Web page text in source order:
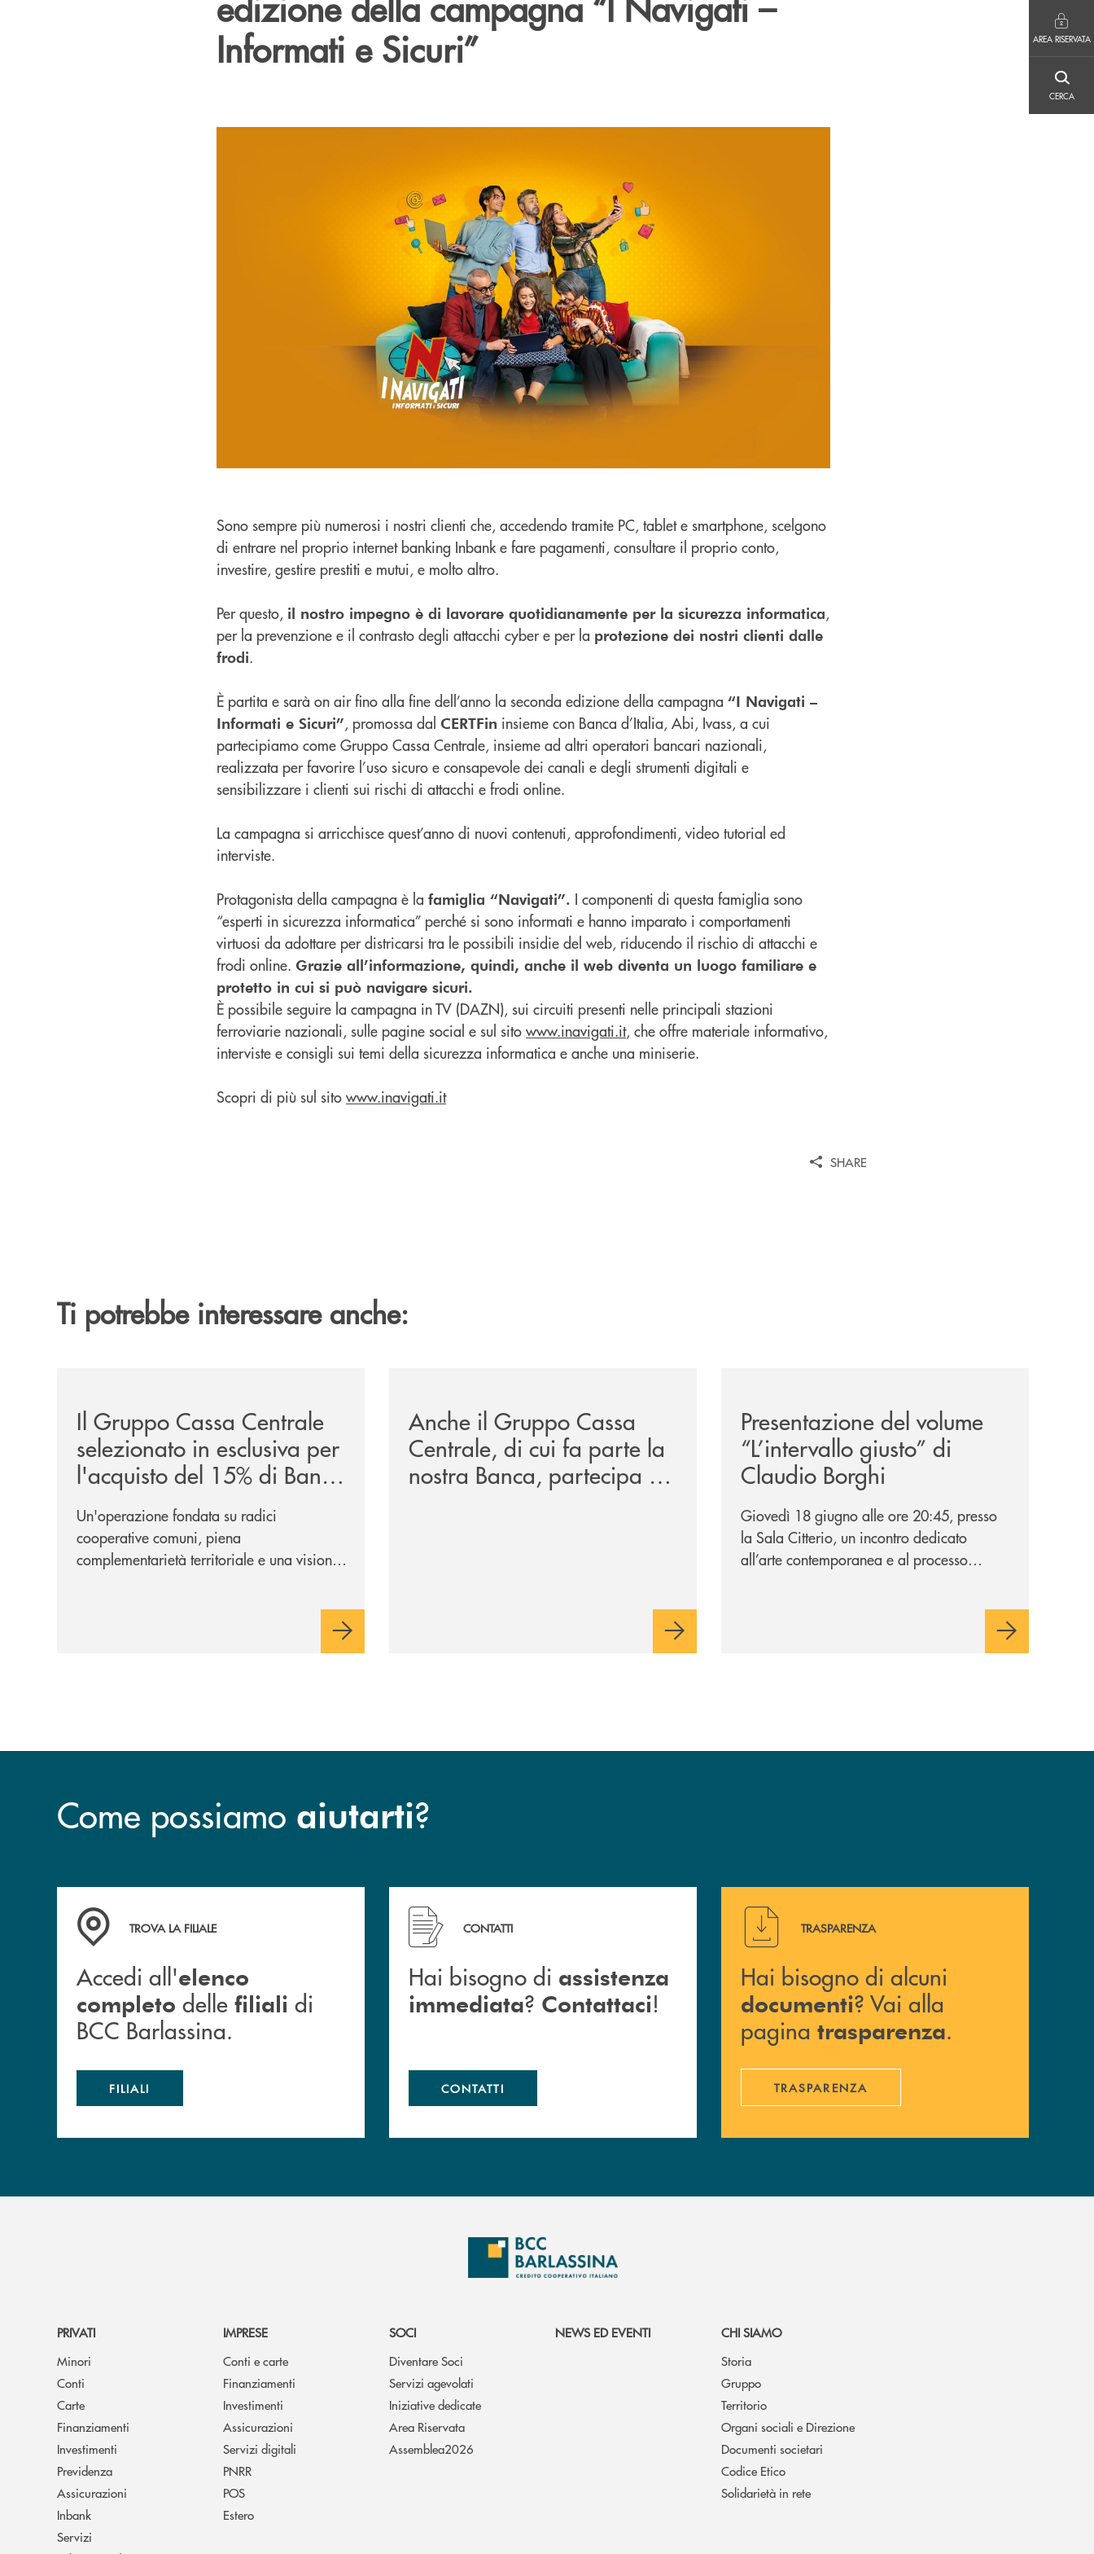
AREA RISERVATA
CERCA
Informati e Sicuri”
Sono sempre più numerosi i nostri clienti che, accedendo tramite PC, tablet e smartphone, scelgono
di entrare nel proprio internet banking Inbank e fare pagamenti, consultare il proprio conto,
investire, gestire prestiti e mutui, e molto altro.
Per questo, il nostro impegno è di lavorare quotidianamente per la sicurezza informatica,
per la prevenzione e il contrasto degli attacchi cyber e per la protezione dei nostri clienti dalle
frodi.
È partita e sarà on air fino alla fine dell’anno la seconda edizione della campagna “I Navigati –
Informati e Sicuri”, promossa dal CERTFin insieme con Banca d’Italia, Abi, Ivass, a cui
partecipiamo come Gruppo Cassa Centrale, insieme ad altri operatori bancari nazionali,
realizzata per favorire l’uso sicuro e consapevole dei canali e degli strumenti digitali e
sensibilizzare i clienti sui rischi di attacchi e frodi online.
La campagna si arricchisce quest’anno di nuovi contenuti, approfondimenti, video tutorial ed
interviste.
Protagonista della campagna è la famiglia “Navigati”. I componenti di questa famiglia sono
“esperti in sicurezza informatica” perché si sono informati e hanno imparato i comportamenti
virtuosi da adottare per districarsi tra le possibili insidie del web, riducendo il rischio di attacchi e
frodi online. Grazie all’informazione, quindi, anche il web diventa un luogo familiare e
protetto in cui si può navigare sicuri.
È possibile seguire la campagna in TV (DAZN), sui circuiti presenti nelle principali stazioni
ferroviarie nazionali, sulle pagine social e sul sito www.inavigati.it, che offre materiale informativo,
interviste e consigli sui temi della sicurezza informatica e anche una miniserie.
Scopri di più sul sito www.inavigati.it
SHARE
Ti potrebbe interessare anche:
Il Gruppo Cassa Centrale
selezionato in esclusiva per
l'acquisto del 15% di Banca
Cambiano 1884
Un'operazione fondata su radici
cooperative comuni, piena
complementarietà territoriale e una visione
Anche il Gruppo Cassa
Centrale, di cui fa parte la
nostra Banca, partecipa a
EUR.BANK, il progetto di
Presentazione del volume
“L’intervallo giusto” di
Claudio Borghi
Giovedì 18 giugno alle ore 20:45, presso
la Sala Citterio, un incontro dedicato
all’arte contemporanea e al processo
Come possiamo aiutarti?
Accedi all' elenco completo delle filiali di BCC Barlassina.
TROVA LA FILIALE
Accedi all'elenco
completo delle filiali di
BCC Barlassina.
FILIALI
Hai bisogno di assistenza immediata ? Contattaci !
CONTATTI
Hai bisogno di assistenza
immediata? Contattaci!
CONTATTI
Hai bisogno di alcuni documenti ? Vai alla pagina
TRASPARENZA
Hai bisogno di alcuni
documenti? Vai alla
pagina trasparenza.
TRASPARENZA
PRIVATI
Minori
Conti
Carte
Finanziamenti
Investimenti
Previdenza
Assicurazioni
Inbank
Servizi
IMPRESE
Conti e carte
Finanziamenti
Investimenti
Assicurazioni
Servizi digitali
PNRR
POS
Estero
SOCI
Diventare Soci
Servizi agevolati
Iniziative dedicate
Area Riservata
Assemblea2026
NEWS ED EVENTI
CHI SIAMO
Storia
Gruppo
Territorio
Organi sociali e Direzione
Documenti societari
Codice Etico
Solidarietà in rete